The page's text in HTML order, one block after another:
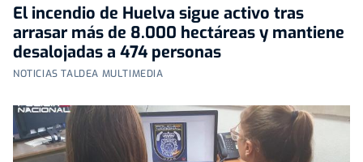
El incendio de Huelva sigue activo tras
arrasar más de 8.000 hectáreas y mantiene
desalojadas a 474 personas
NOTICIAS TALDEA MULTIMEDIA